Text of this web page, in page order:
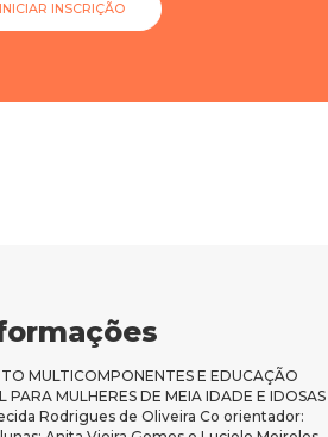
INICIAR INSCRIÇÃO
MULTICOMPONENTES E EDUCAÇÃO
PARA MULHERES DE MEIA IDADE E IDOSAS
Rodrigues de Oliveira Co orientador: